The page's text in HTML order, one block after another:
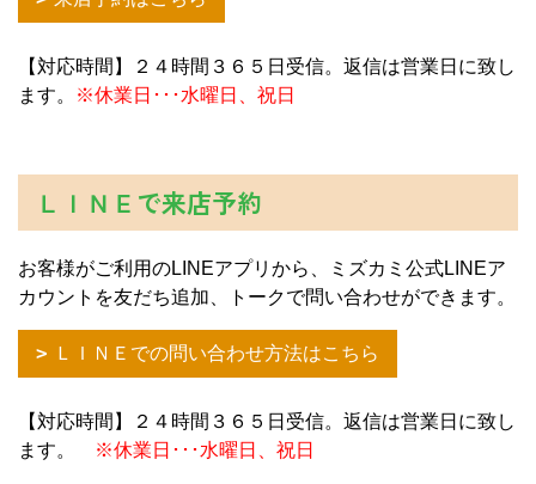
【対応時間】２４時間３６５日受信。返信は営業日に致し
ます。
※休業日･･･水曜日、祝日
ＬＩＮＥで来店予約
お客様がご利用のLINEアプリから、ミズカミ公式LINEア
カウントを友だち追加、トークで問い合わせができます。
ＬＩＮＥでの問い合わせ方法はこちら
【対応時間】２４時間３６５日受信。返信は営業日に致し
ます。
※休業日･･･水曜日、祝日